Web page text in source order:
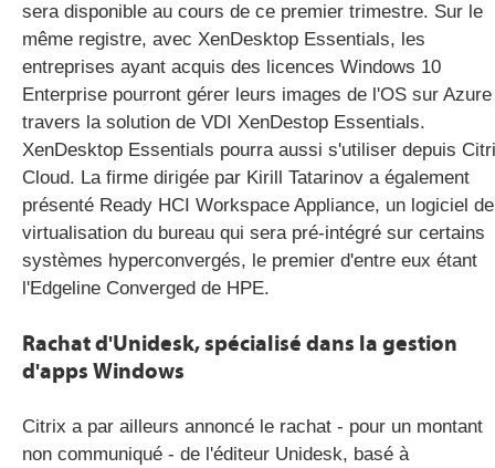
sera disponible au cours de ce premier trimestre. Sur le
même registre, avec XenDesktop Essentials, les
entreprises ayant acquis des licences Windows 10
Enterprise pourront gérer leurs images de l'OS sur
travers la solution de VDI XenDestop Essentials.
XenDesktop Essentials pourra aussi s'utiliser depuis
Cloud. La firme dirigée par Kirill Tatarinov a également
présenté Ready HCI Workspace Appliance, un logiciel de
virtualisation du bureau qui sera pré-intégré sur certains
systèmes hyperconvergés, le premier d'entre eux étant
l'Edgeline Converged de HPE.
Rachat d'Unidesk, spécialisé dans la gestion
d'apps Windows
Citrix a par ailleurs annoncé le rachat - pour un montant
non communiqué - de l'éditeur Unidesk, basé à